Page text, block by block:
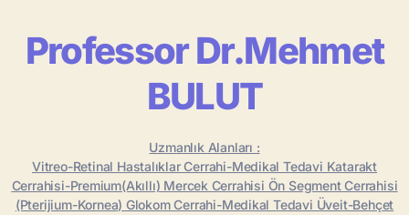
Professor Dr.Mehmet
BULUT
Uzmanlık Alanları :
Vitreo-Retinal Hastalıklar Cerrahi-Medikal Tedavi Katarakt
Cerrahisi-Premium(Akıllı) Mercek Cerrahisi Ön Segment Cerrahisi
(Pterijium-Kornea) Glokom Cerrahi-Medikal Tedavi Üveit-Behçet